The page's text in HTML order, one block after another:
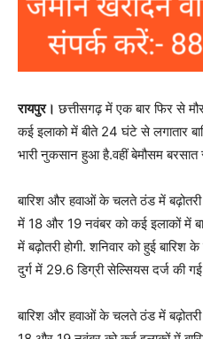
रायपुर। छत्तीसगढ़ में एक बार फिर से
कई इलाको में बीते 24 घंटे से लगातार
भारी नुकसान हुआ है.वहीं बेमौसम बरसात
बारिश और हवाओं के चलते ठंड में
में 18 और 19 नवंबर को कई इलाकों में
में बढ़ोतरी होगी. शनिवार को हुई
दुर्ग में 29.6 डिग्री सेल्सियस दर्ज की
बारिश और हवाओं के चलते ठंड में बढ़ोतरी